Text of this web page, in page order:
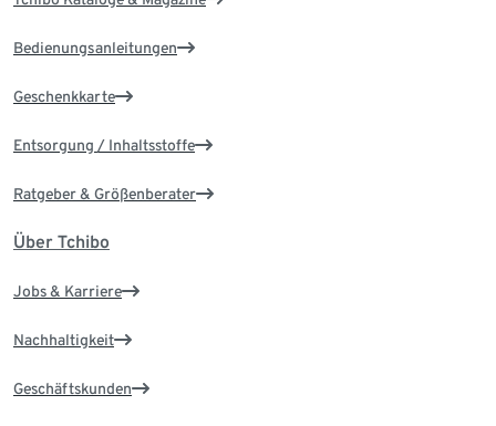
Bedienungsanleitungen
Geschenkkarte
Entsorgung / Inhaltsstoffe
Ratgeber & Größenberater
Über Tchibo
Jobs & Karriere
Nachhaltigkeit
Geschäftskunden